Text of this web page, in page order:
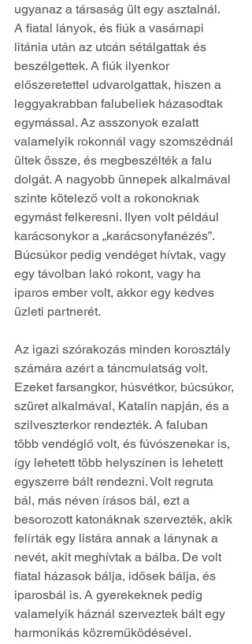
ugyanaz a társaság ült egy asztalnál.
A fiatal lányok, és fiúk a vasárnapi
litánia után az utcán sétálgattak és
beszélgettek. A fiúk ilyenkor
előszeretettel udvarolgattak, hiszen a
leggyakrabban falubeliek házasodtak
egymással. Az asszonyok ezalatt
valamelyik rokonnál vagy szomszédnál
ültek össze, és megbeszélték a falu
dolgát. A nagyobb ünnepek alkalmával
szinte kötelező volt a rokonoknak
egymást felkeresni. Ilyen volt például
karácsonykor a „karácsonyfanézés”.
Búcsúkor pedig vendéget hívtak, vagy
egy távolban lakó rokont, vagy ha
iparos ember volt, akkor egy kedves
üzleti partnerét.
Az igazi szórakozás minden korosztály
számára azért a táncmulatság volt.
Ezeket farsangkor, húsvétkor, búcsúkor,
szüret alkalmával, Katalin napján, és a
szilveszterkor rendezték. A faluban
több vendéglő volt, és fúvószenekar is,
így lehetett több helyszínen is lehetett
egyszerre bált rendezni. Volt regruta
bál, más néven írásos bál, ezt a
besorozott katonáknak szervezték, akik
felírták egy listára annak a lánynak a
nevét, akit meghívtak a bálba. De volt
fiatal házasok bálja, idősek bálja, és
iparosbál is. A gyerekeknek pedig
valamelyik háznál szerveztek bált egy
harmonikás közreműködésével.